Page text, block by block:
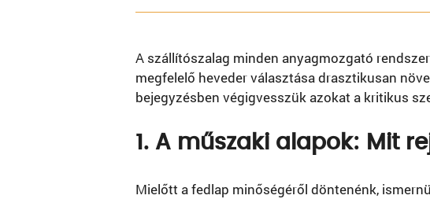
A szállítószalag minden anyagmozgató
megfelelő heveder választása drasztikusan
bejegyzésben végigvesszük azokat a kritikus
1. A műszaki alapok: Mit
Mielőtt a fedlap minőségéről döntenénk,